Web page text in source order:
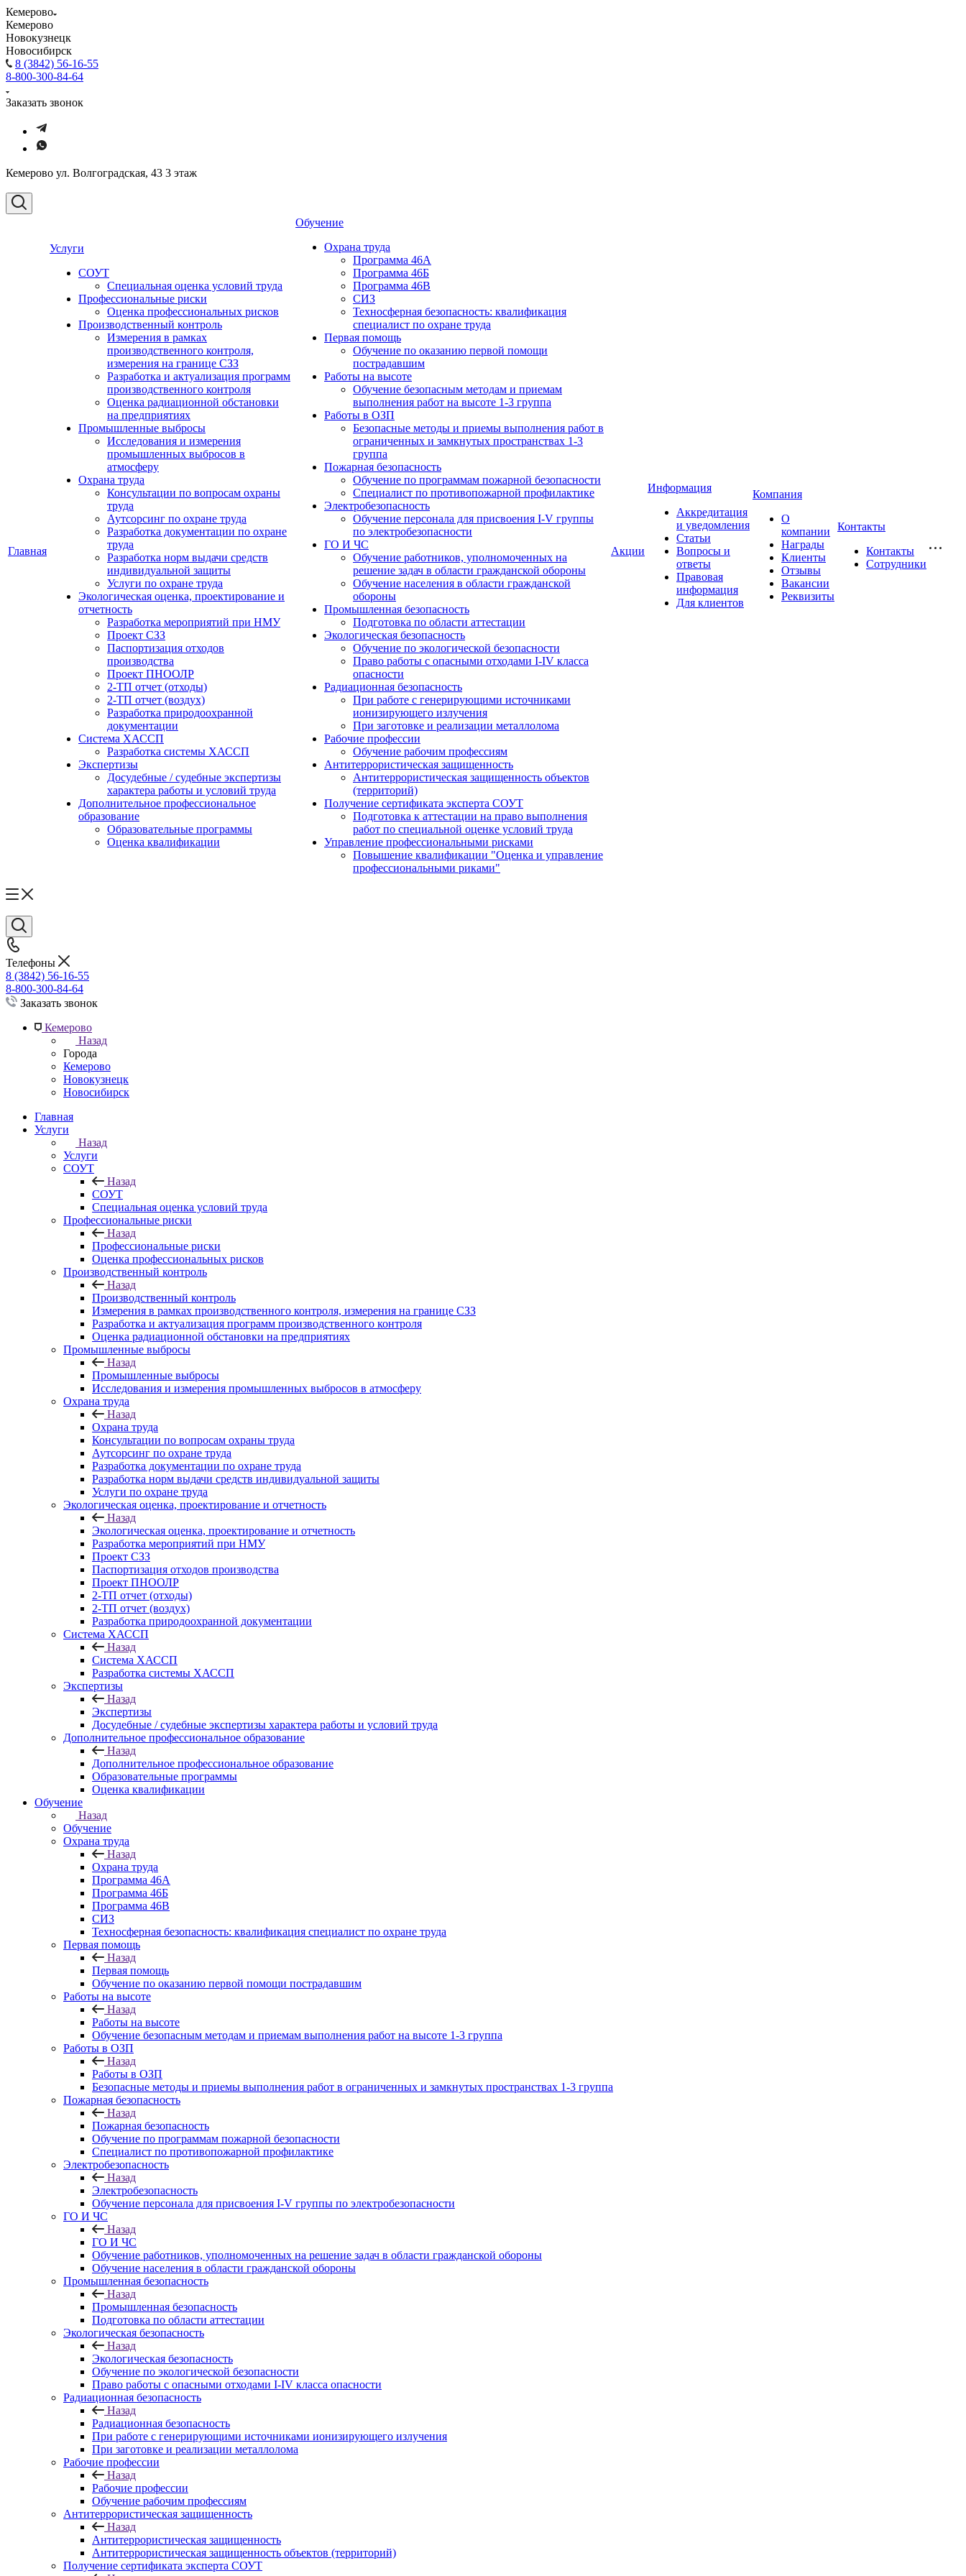
Кемерово
Кемерово
Новокузнецк
Новосибирск
8 (3842) 56-16-55
8-800-300-84-64
Заказать звонок
Кемерово ул. Волгоградская, 43 3 этаж
Главная
Услуги
СОУТ
Специальная оценка условий труда
Профессиональные риски
Оценка профессиональных рисков
Производственный контроль
Измерения в рамках
производственного контроля,
измерения на границе СЗЗ
Разработка и актуализация программ
производственного контроля
Оценка радиационной обстановки
на предприятиях
Промышленные выбросы
Исследования и измерения
промышленных выбросов в
атмосферу
Охрана труда
Консультации по вопросам охраны
труда
Аутсорсинг по охране труда
Разработка документации по охране
труда
Разработка норм выдачи средств
индивидуальной защиты
Услуги по охране труда
Экологическая оценка, проектирование и
отчетность
Разработка мероприятий при НМУ
Проект СЗЗ
Паспортизация отходов
производства
Проект ПНООЛР
2-ТП отчет (отходы)
2-ТП отчет (воздух)
Разработка природоохранной
документации
Система ХАССП
Разработка системы ХАССП
Экспертизы
Досудебные / судебные экспертизы
характера работы и условий труда
Дополнительное профессиональное
образование
Образовательные программы
Оценка квалификации
Обучение
Охрана труда
Программа 46А
Программа 46Б
Программа 46В
СИЗ
Техносферная безопасность: квалификация
специалист по охране труда
Первая помощь
Обучение по оказанию первой помощи
пострадавшим
Работы на высоте
Обучение безопасным методам и приемам
выполнения работ на высоте 1-3 группа
Работы в ОЗП
Безопасные методы и приемы выполнения работ в
ограниченных и замкнутых пространствах 1-3
группа
Пожарная безопасность
Обучение по программам пожарной безопасности
Специалист по противопожарной профилактике
Электробезопасность
Обучение персонала для присвоения I-V группы
по электробезопасности
ГО И ЧС
Обучение работников, уполномоченных на
решение задач в области гражданской обороны
Обучение населения в области гражданской
обороны
Промышленная безопасность
Подготовка по области аттестации
Экологическая безопасность
Обучение по экологической безопасности
Право работы с опасными отходами I-IV класса
опасности
Радиационная безопасность
При работе с генерирующими источниками
ионизирующего излучения
При заготовке и реализации металлолома
Рабочие профессии
Обучение рабочим профессиям
Антитеррористическая защищенность
Антитеррористическая защищенность объектов
(территорий)
Получение сертификата эксперта СОУТ
Подготовка к аттестации на право выполнения
работ по специальной оценке условий труда
Управление профессиональными рисками
Повышение квалификации "Оценка и управление
профессиональными риками"
Акции
Информация
Аккредитация
и уведомления
Статьи
Вопросы и
ответы
Правовая
информация
Для клиентов
Компания
О
компании
Награды
Клиенты
Отзывы
Вакансии
Реквизиты
Контакты
Контакты
Сотрудники
Телефоны
8 (3842) 56-16-55
8-800-300-84-64
Заказать звонок
Кемерово
Назад
Города
Кемерово
Новокузнецк
Новосибирск
Главная
Услуги
Назад
Услуги
СОУТ
Назад
СОУТ
Специальная оценка условий труда
Профессиональные риски
Назад
Профессиональные риски
Оценка профессиональных рисков
Производственный контроль
Назад
Производственный контроль
Измерения в рамках производственного контроля, измерения на границе СЗЗ
Разработка и актуализация программ производственного контроля
Оценка радиационной обстановки на предприятиях
Промышленные выбросы
Назад
Промышленные выбросы
Исследования и измерения промышленных выбросов в атмосферу
Охрана труда
Назад
Охрана труда
Консультации по вопросам охраны труда
Аутсорсинг по охране труда
Разработка документации по охране труда
Разработка норм выдачи средств индивидуальной защиты
Услуги по охране труда
Экологическая оценка, проектирование и отчетность
Назад
Экологическая оценка, проектирование и отчетность
Разработка мероприятий при НМУ
Проект СЗЗ
Паспортизация отходов производства
Проект ПНООЛР
2-ТП отчет (отходы)
2-ТП отчет (воздух)
Разработка природоохранной документации
Система ХАССП
Назад
Система ХАССП
Разработка системы ХАССП
Экспертизы
Назад
Экспертизы
Досудебные / судебные экспертизы характера работы и условий труда
Дополнительное профессиональное образование
Назад
Дополнительное профессиональное образование
Образовательные программы
Оценка квалификации
Обучение
Назад
Обучение
Охрана труда
Назад
Охрана труда
Программа 46А
Программа 46Б
Программа 46В
СИЗ
Техносферная безопасность: квалификация специалист по охране труда
Первая помощь
Назад
Первая помощь
Обучение по оказанию первой помощи пострадавшим
Работы на высоте
Назад
Работы на высоте
Обучение безопасным методам и приемам выполнения работ на высоте 1-3 группа
Работы в ОЗП
Назад
Работы в ОЗП
Безопасные методы и приемы выполнения работ в ограниченных и замкнутых пространствах 1-3 группа
Пожарная безопасность
Назад
Пожарная безопасность
Обучение по программам пожарной безопасности
Специалист по противопожарной профилактике
Электробезопасность
Назад
Электробезопасность
Обучение персонала для присвоения I-V группы по электробезопасности
ГО И ЧС
Назад
ГО И ЧС
Обучение работников, уполномоченных на решение задач в области гражданской обороны
Обучение населения в области гражданской обороны
Промышленная безопасность
Назад
Промышленная безопасность
Подготовка по области аттестации
Экологическая безопасность
Назад
Экологическая безопасность
Обучение по экологической безопасности
Право работы с опасными отходами I-IV класса опасности
Радиационная безопасность
Назад
Радиационная безопасность
При работе с генерирующими источниками ионизирующего излучения
При заготовке и реализации металлолома
Рабочие профессии
Назад
Рабочие профессии
Обучение рабочим профессиям
Антитеррористическая защищенность
Назад
Антитеррористическая защищенность
Антитеррористическая защищенность объектов (территорий)
Получение сертификата эксперта СОУТ